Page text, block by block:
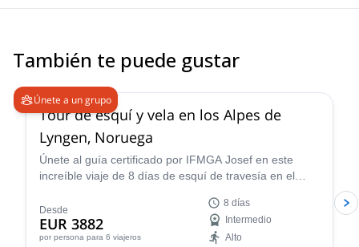
También te puede gustar
Únete a un grupo
Tour de esquí y vela en los Alpes de
Lyngen, Noruega
Únete al guía certificado por IFMGA Josef en este
increíble viaje de 8 días de esquí de travesía en el
Noruega. Perfecciona tu navegación en terreno virgen,
conciencia sobre avalanchas y habilidades de
montañismo en esquí mientras exploras la vasta
Desde
EUR 3882
por persona para 6 viajeros
8 días
Intermedio
Alto